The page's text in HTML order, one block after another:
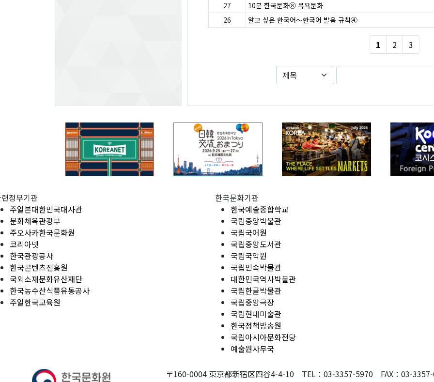
27
10분 한국문화⑧ 목욕문화
26
알고 싶은 한국어〜한국어 발음 규칙④
1 2 3
정부기관
주일본대한민국대사관
문화체육관광부
주오사카한국문화원
코리아넷
한국관광공사
한국콘텐츠진흥원
국외소재문화유산재단
한국농수산식품유통공사
주일한국교육원
한국문화기관
한국예술종합학교
국립중앙박물관
국립국어원
국립중앙도서관
국립국악원
국립민속박물관
대한민국역사박물관
국립한글박물관
국립중앙극장
국립현대미술관
한국정책방송원
국립아시아문화전당
예술원사무국
〒160-0004 東京都新宿区四谷4-4-10 TEL：03-3357-5970 FAX：03-